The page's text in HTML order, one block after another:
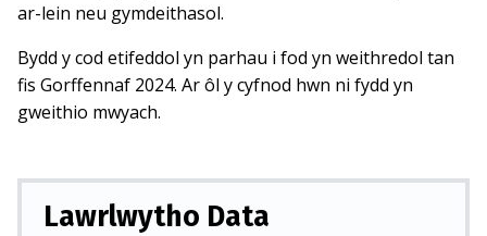
ar-lein neu gymdeithasol.
Bydd y cod etifeddol yn parhau i fod yn weithredol tan
fis Gorffennaf 2024. Ar ôl y cyfnod hwn ni fydd yn
gweithio mwyach.
Lawrlwytho Data